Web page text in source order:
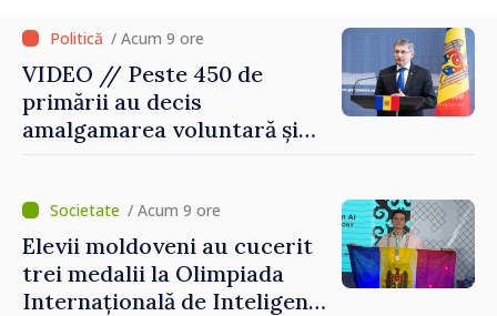
/ Acum 9 ore
VIDEO // Peste 450 de
primării au decis
amalgamarea voluntară și
Grosu: „Este important să
depășim blocajele și să dăm o
șansă localităților să se
dezvolte”
/ Acum 9 ore
Elevii moldoveni au cucerit
trei medalii la Olimpiada
Internațională de Inteligență